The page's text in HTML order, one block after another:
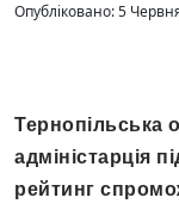
Опубліковано: 5
Тернопільська
адміністарція
рейтинг